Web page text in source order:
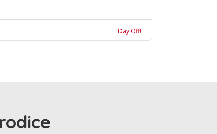
Day Off!